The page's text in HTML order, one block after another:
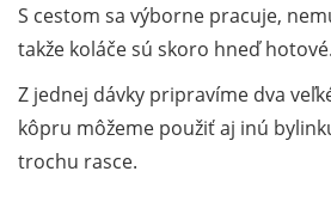
S cestom sa výborne pracuje,
takže koláče sú skoro hneď hotové.
Z jednej dávky pripravíme dva
kôpru môžeme použiť aj inú
trochu rasce.